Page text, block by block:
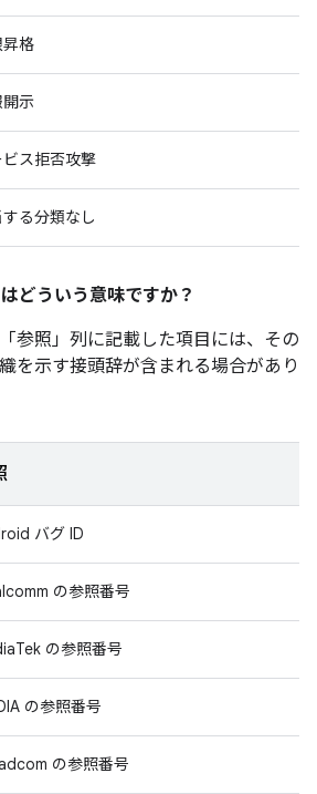
昇格
示
ビス拒否攻撃
る分類なし
どういう意味ですか？
参照」 列に記載した項目には、その
を示す接頭辞が含まれる場合があり
バグ ID
の参照番号
の参照番号
の参照番号
の参照番号